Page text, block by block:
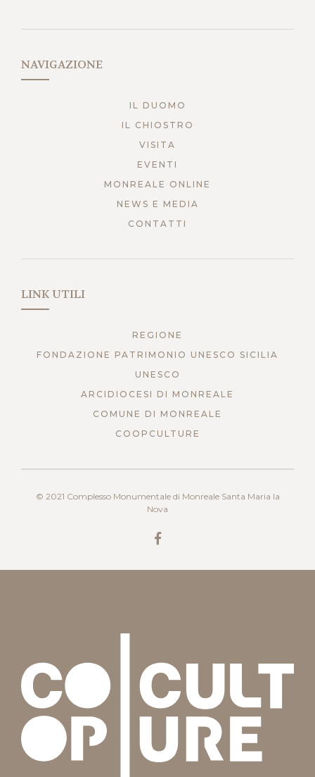
NAVIGAZIONE
IL DUOMO
IL CHIOSTRO
VISITA
EVENTI
MONREALE ONLINE
NEWS E MEDIA
CONTATTI
LINK UTILI
REGIONE
FONDAZIONE PATRIMONIO UNESCO SICILIA
UNESCO
ARCIDIOCESI DI MONREALE
COMUNE DI MONREALE
COOPCULTURE
© 2021 Complesso Monumentale di Monreale Santa Maria la
Nova